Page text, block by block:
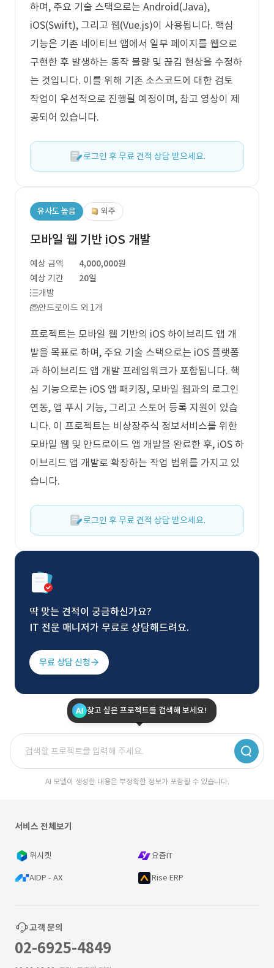
하며, 주요 기술 스택으로는 Android(Java),
iOS(Swift), 그리고 웹(Vue.js)이 사용됩니다. 핵심
기능은 기존 네이티브 앱에서 일부 페이지를 웹으로
구현한 후 발생하는 동작 불량 및 끊김 현상을 수정하
는 것입니다. 이를 위해 기존 소스코드에 대한 검토
작업이 우선적으로 진행될 예정이며, 참고 영상이 제
공되어 있습니다.
로그인 후 무료 견적 상담 받으세요.
유사도 높음 외주
모바일 웹 기반 iOS 개발
예상 금액
4,000,000원
예상 기간
20일
개발
안드로이드 외 1개
프로젝트는 모바일 웹 기반의 iOS 하이브리드 앱 개
발을 목표로 하며, 주요 기술 스택으로는 iOS 플랫폼
과 하이브리드 앱 개발 프레임워크가 포함됩니다. 핵
심 기능으로는 iOS 앱 패키징, 모바일 웹과의 로그인
연동, 앱 푸시 기능, 그리고 스토어 등록 지원이 있습
니다. 이 프로젝트는 비상장주식 정보서비스를 위한
모바일 웹 및 안드로이드 앱 개발을 완료한 후, iOS 하
이브리드 앱 개발로 확장하는 작업 범위를 가지고 있
습니다.
로그인 후 무료 견적 상담 받으세요.
딱 맞는 견적이 궁금하신가요?
IT 전문 매니저가 무료로 상담해드려요.
무료 상담 신청
찾고 싶은 프로젝트를 검색해 보세요!
AI 모델이 생성한 내용은 부정확한 정보가 포함될 수 있습니다.
서비스 전체보기
위시켓 요즘IT
AIDP - AX Rise ERP
고객 문의
02-6925-4849